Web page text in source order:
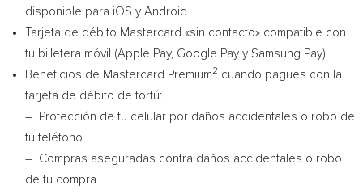
disponible para iOS y Android
Tarjeta de débito Mastercard «sin contacto» compatible con
tu billetera móvil (Apple Pay, Google Pay y Samsung Pay)
Beneficios de Mastercard Premium2 cuando pagues con la
tarjeta de débito de fortú:
– Protección de tu celular por daños accidentales o robo de
tu teléfono
– Compras aseguradas contra daños accidentales o robo
de tu compra